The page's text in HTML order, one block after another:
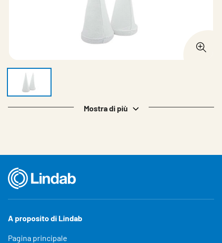
Mostra di più
A proposito di Lindab
Pagina principale